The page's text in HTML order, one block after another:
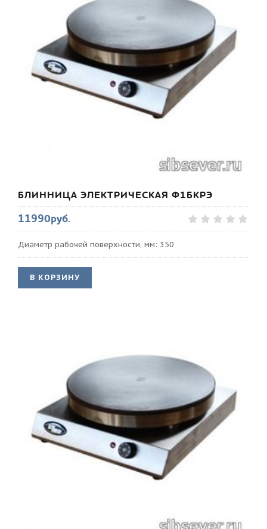
БЛИННИЦА ЭЛЕКТРИЧЕСКАЯ Ф1БКРЭ
11990руб.
Диаметр рабочей поверхности, мм: 350
В КОРЗИНУ